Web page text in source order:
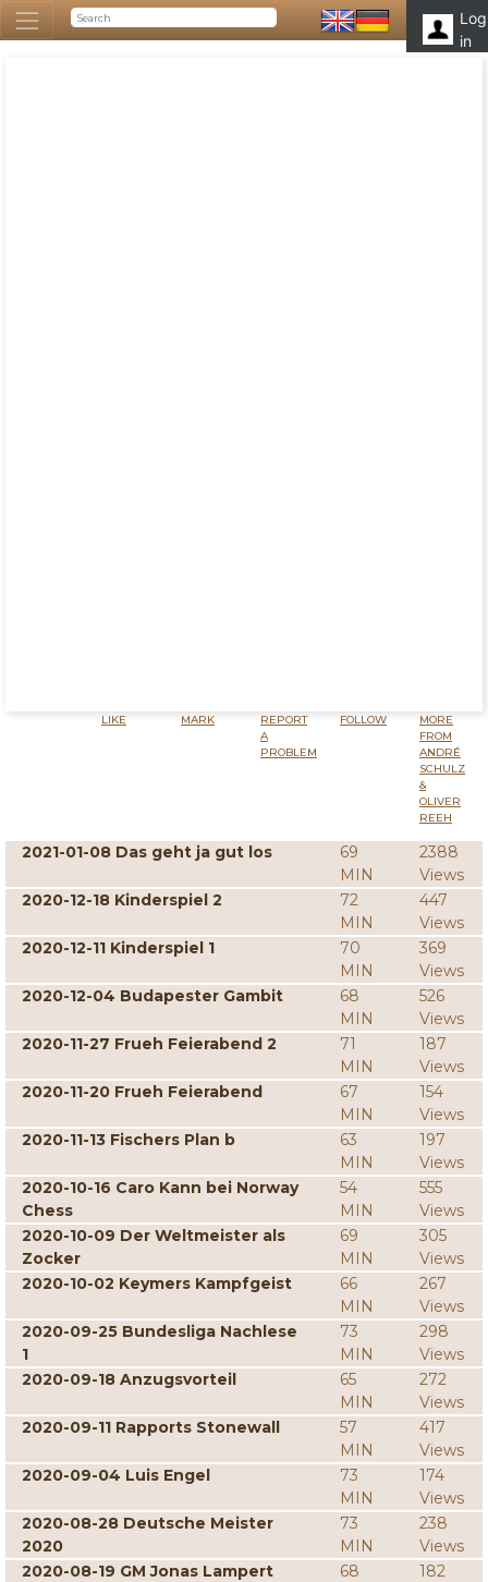
Log
in
LIKE MARK
REPORT
A
PROBLEM
FOLLOW
MORE
FROM
ANDRÉ
SCHULZ
&
OLIVER
REEH
2021-01-08 Das geht ja gut los
69
MIN
2388
Views
2020-12-18 Kinderspiel 2
72
MIN
447
Views
2020-12-11 Kinderspiel 1
70
MIN
369
Views
2020-12-04 Budapester Gambit
68
MIN
526
Views
2020-11-27 Frueh Feierabend 2
71
MIN
187
Views
2020-11-20 Frueh Feierabend
67
MIN
154
Views
2020-11-13 Fischers Plan b
63
MIN
197
Views
2020-10-16 Caro Kann bei Norway
Chess
54
MIN
555
Views
2020-10-09 Der Weltmeister als
Zocker
69
MIN
305
Views
2020-10-02 Keymers Kampfgeist
66
MIN
267
Views
2020-09-25 Bundesliga Nachlese
1
73
MIN
298
Views
2020-09-18 Anzugsvorteil
65
MIN
272
Views
2020-09-11 Rapports Stonewall
57
MIN
417
Views
2020-09-04 Luis Engel
73
MIN
174
Views
2020-08-28 Deutsche Meister
2020
73
MIN
238
Views
2020-08-19 GM Jonas Lampert
68
182